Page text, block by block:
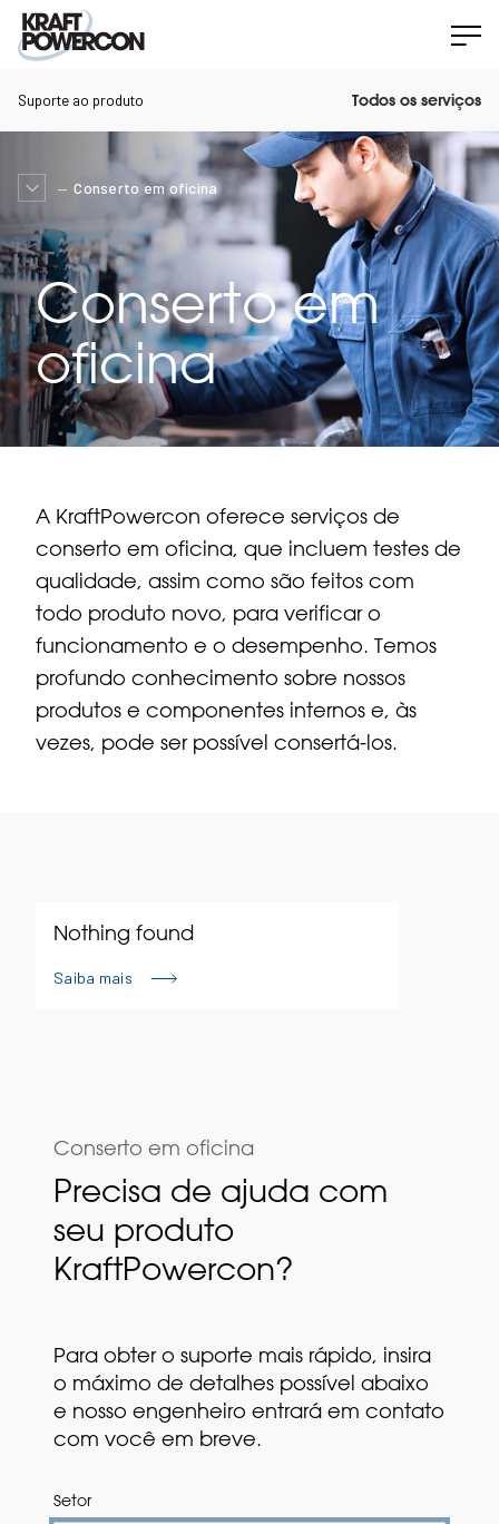
Suporte ao produto Todos os serviços
Conserto em oficina
Conserto em
oficina
A KraftPowercon oferece serviços de
conserto em oficina, que incluem testes de
qualidade, assim como são feitos com
todo produto novo, para verificar o
funcionamento e o desempenho. Temos
profundo conhecimento sobre nossos
produtos e componentes internos e, às
vezes, pode ser possível consertá-los.
Nothing found
Saiba mais
Precisa de ajuda com
seu produto
KraftPowercon?
Conserto em oficina
Para obter o suporte mais rápido, insira
o máximo de detalhes possível abaixo
e nosso engenheiro entrará em contato
com você em breve.
Setor